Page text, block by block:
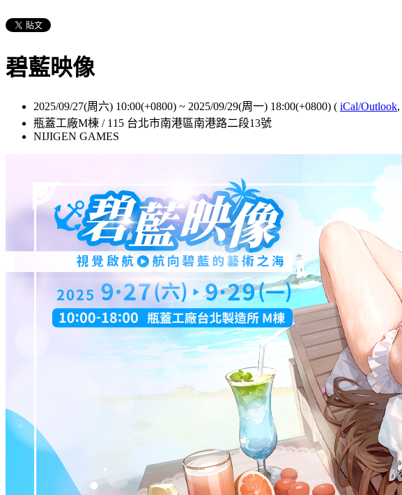
碧藍映像
2025/09/27(周六) 10:00(+0800) ~ 2025/09/29(周一) 18:00(+0800) ( iCal/Outlook,
瓶蓋工廠M棟 / 115 台北市南港區南港路二段13號
NIJIGEN GAMES